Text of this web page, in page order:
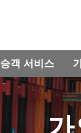
승객 서비스